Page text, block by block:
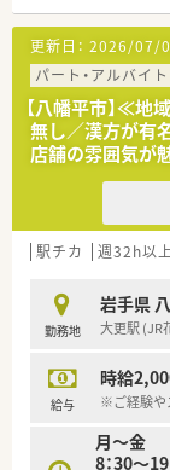
更新日： 2026/07/
パート・アルバイト
【八幡平市】≪
無し／漢方が有
店舗の雰囲気が
駅チカ 週32h以
勤務地
岩手県
大更駅 (JR
給与
時給
※ご経験や
月～金
8：30～19